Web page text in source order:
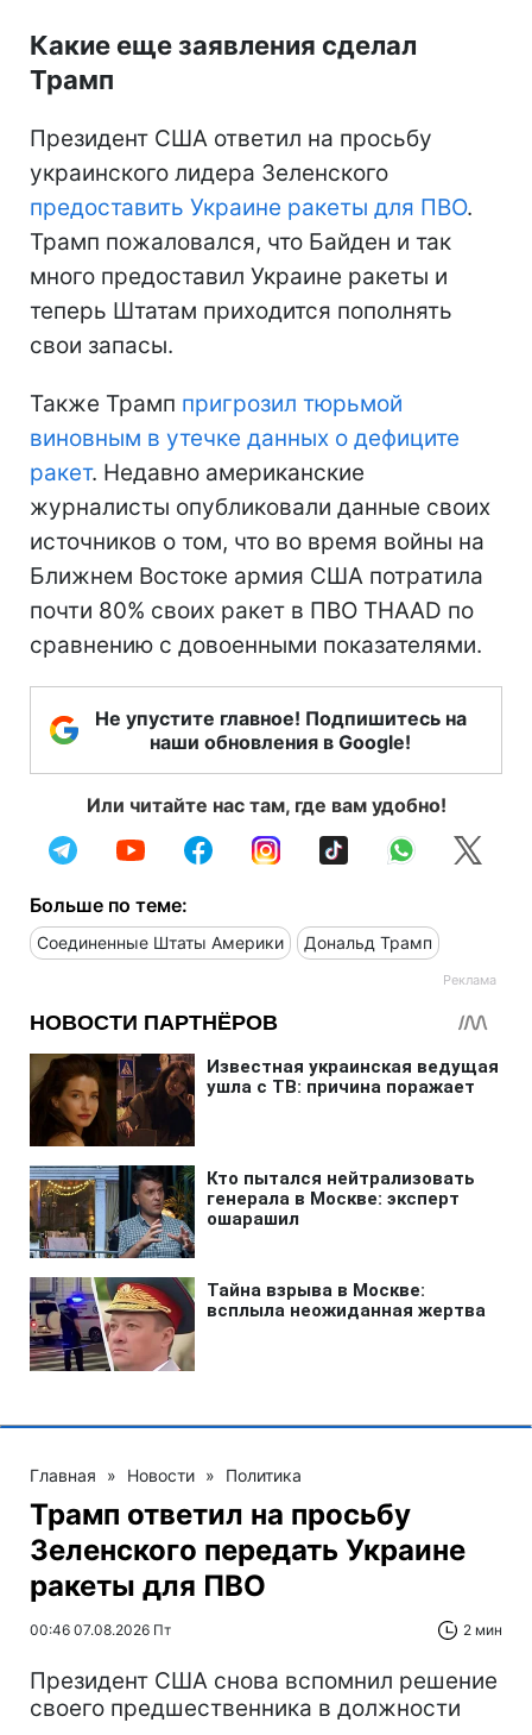
Какие еще заявления сделал
Трамп
Президент США ответил на просьбу
украинского лидера Зеленского
предоставить Украине ракеты для ПВО.
Трамп пожаловался, что Байден и так
много предоставил Украине ракеты и
теперь Штатам приходится пополнять
свои запасы.
Также Трамп пригрозил тюрьмой
виновным в утечке данных о дефиците
ракет. Недавно американские
журналисты опубликовали данные своих
источников о том, что во время войны на
Ближнем Востоке армия США потратила
почти 80% своих ракет в ПВО THAAD по
сравнению с довоенными показателями.
Не упустите главное! Подпишитесь на
наши обновления в Google!
Или читайте нас там, где вам удобно!
Больше по теме:
Соединенные Штаты Америки Дональд Трамп
Главная » Новости » Политика
Трамп ответил на просьбу
Зеленского передать Украине
ракеты для ПВО
00:46 07.08.2026 Пт 2 мин
Президент США снова вспомнил решение
своего предшественника в должности